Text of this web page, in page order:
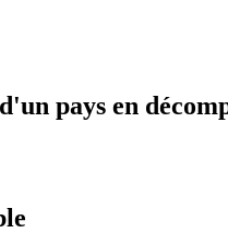
pays en